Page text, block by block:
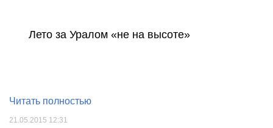
Лето за Уралом «не на высоте»
Читать полностью
21.05.2015 12:31